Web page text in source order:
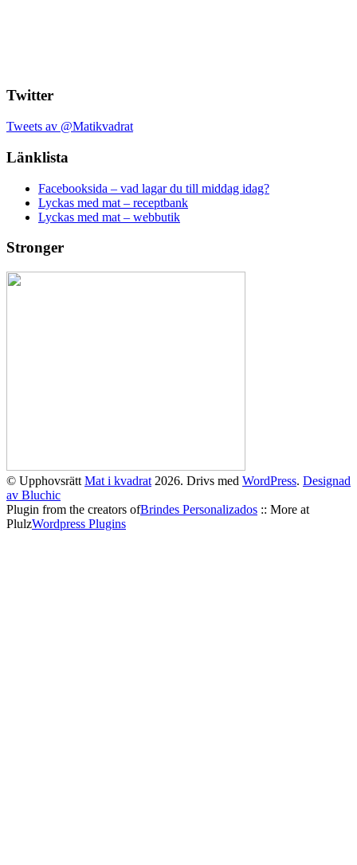
Twitter
Tweets av @Matikvadrat
Länklista
Facebooksida – vad lagar du till middag idag?
Lyckas med mat – receptbank
Lyckas med mat – webbutik
Stronger
© Upphovsrätt Mat i kvadrat 2026. Drivs med WordPress. Designad
av Bluchic
Plugin from the creators ofBrindes Personalizados :: More at
PlulzWordpress Plugins